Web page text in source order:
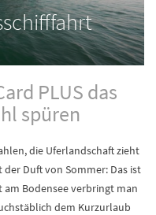
PLUS das
spüren
die Uferlandschaft zieht
Duft von Sommer: Das ist
am Bodensee verbringt man
dem Kurzurlaub